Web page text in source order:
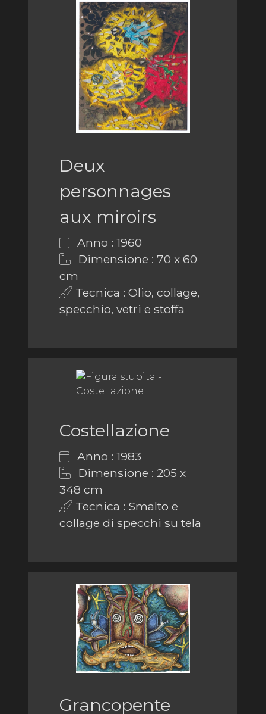
Deux
personnages
aux miroirs
Anno : 1960
Dimensione : 70 x 60
cm
Tecnica : Olio, collage,
specchio, vetri e stoffa
Costellazione
Anno : 1983
Dimensione : 205 x
348 cm
Tecnica : Smalto e
collage di specchi su tela
Grancopente